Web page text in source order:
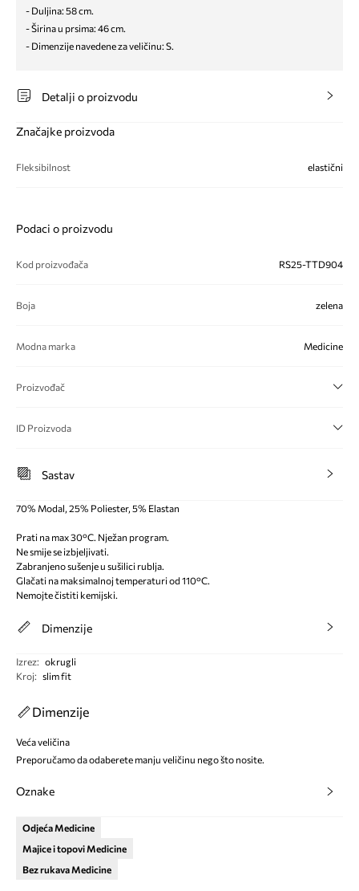
- Duljina: 58 cm.
- Širina u prsima: 46 cm.
- Dimenzije navedene za veličinu: S.
Detalji o proizvodu
Značajke proizvoda
Fleksibilnost elastični
Podaci o proizvodu
Kod proizvođača RS25-TTD904
Boja zelena
Modna marka Medicine
Proizvođač
ID Proizvoda
Sastav
70% Modal, 25% Poliester, 5% Elastan
Prati na max 30°C. Nježan program.
Ne smije se izbjeljivati.
Zabranjeno sušenje u sušilici rublja.
Glačati na maksimalnoj temperaturi od 110°C.
Nemojte čistiti kemijski.
Dimenzije
Izrez: okrugli
Kroj: slim fit
Dimenzije
Veća veličina
Preporučamo da odaberete manju veličinu nego što nosite.
Oznake
Odjeća Medicine
Majice i topovi Medicine
Bez rukava Medicine